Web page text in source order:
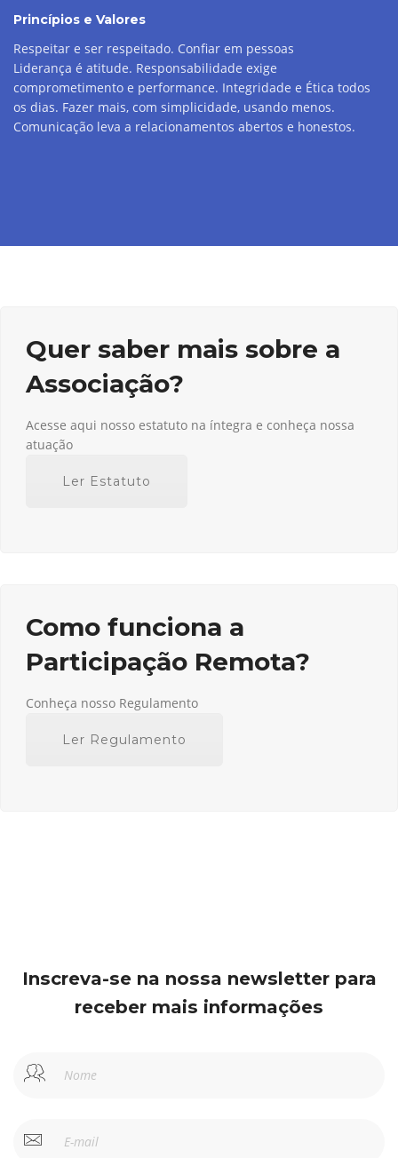
Princípios e Valores
Respeitar e ser respeitado. Confiar em pessoas
Liderança é atitude. Responsabilidade exige
comprometimento e performance. Integridade e Ética todos
os dias. Fazer mais, com simplicidade, usando menos.
Comunicação leva a relacionamentos abertos e honestos.
Quer saber mais sobre a
Associação?
Acesse aqui nosso estatuto na íntegra e conheça nossa
atuação
Ler Estatuto
Como funciona a
Participação Remota?
Conheça nosso Regulamento
Ler Regulamento
Inscreva-se na nossa newsletter para
receber mais informações